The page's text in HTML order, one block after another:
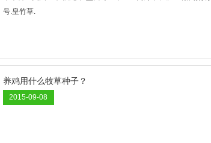
号.皇竹草.
养鸡用什么牧草种子？
2015-09-08